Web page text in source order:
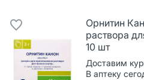
Орнитин
раствора
10 шт
Доставим
В аптеку